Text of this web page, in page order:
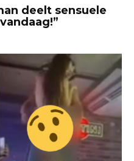
deelt sensuele